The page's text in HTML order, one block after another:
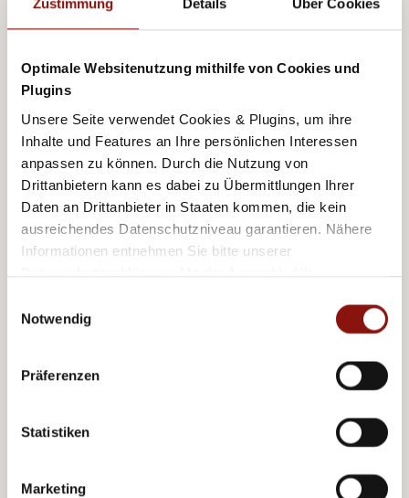
Zustimmung Details Über Cookies
Optimale Websitenutzung mithilfe von Cookies und
Plugins
Unsere Seite verwendet Cookies & Plugins, um ihre
Inhalte und Features an Ihre persönlichen Interessen
anpassen zu können. Durch die Nutzung von
Drittanbietern kann es dabei zu Übermittlungen Ihrer
Daten an Drittanbieter in Staaten kommen, die kein
ausreichendes Datenschutzniveau garantieren. Nähere
Informationen entnehmen Sie bitte unserer
Cookies und Drittanbietern (inkl. Drittstaaten-
Notwendig
Präferenzen
Statistiken
Marketing